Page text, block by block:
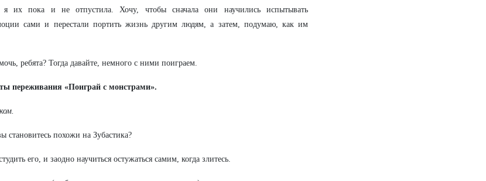
их пока и не отпустила. Хочу, чтобы сначала они научились испытывать
сами и перестали портить жизнь другим людям, а затем, подумаю, как им
ребята? Тогда давайте, немного с ними поиграем.
переживания «Поиграй с монстрами».
становитесь похожи на Зубастика?
его, и заодно научиться остужаться самим, когда злитесь.